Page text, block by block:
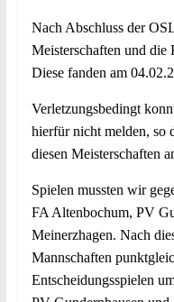
Nach Abschluss der
Meisterschaften und die
Diese fanden am
Verletzungsbedingt
hierfür nicht melden, so
diesen Meisterschaften
Spielen mussten wir
FA Altenbochum, PV
Meinerzhagen. Nach
Mannschaften
Entscheidungsspielen